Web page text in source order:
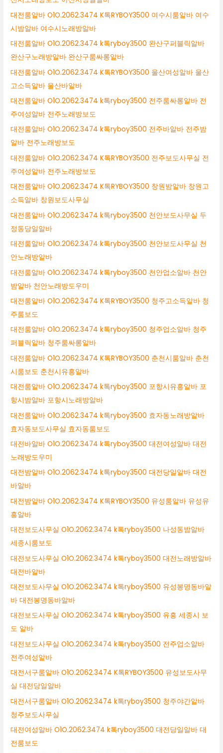
대전룸알바 O1O.2062.3474 K톡RYBOY3500 여수시룸알바 여수
시밤알바 여수시노래방알바
대전룸알바 O1O.2062.3474 k톡ryboy3500 완산구퍼블릭알바
완산구노래방알바 완산구룸싸롱알바
대전룸알바 O1O.2062.3474 K톡RYBOY3500 울산여성알바 울산
고소득알바 울산바알바
대전룸알바 O1O.2062.3474 k톡ryboy3500 전주룸싸롱알바 전
주여성알바 전주노래방보도
대전룸알바 O1O.2062.3474 k톡ryboy3500 전주바알바 전주밤
알바 전주노래방보도
대전룸알바 O1O.2062.3474 K톡RYBOY3500 전주보도사무실 전
주여성알바 전주노래방보도
대전룸알바 O1O.2062.3474 K톡RYBOY3500 창원밤알바 창원고
소득알바 창원보도사무실
대전룸알바 O1O.2062.3474 k톡ryboy3500 천안보도사무실 두
정동당일알바
대전룸알바 O1O.2062.3474 k톡ryboy3500 천안보도사무실 천
안노래방알바
대전룸알바 O1O.2062.3474 k톡ryboy3500 천안업소알바 천안
밤알바 천안노래방도우미
대전룸알바 O1O.2062.3474 K톡RYBOY3500 청주고소득알바 청
주룸보도
대전룸알바 O1O.2062.3474 k톡ryboy3500 청주업소알바 청주
퍼블릭알바 청주룸싸롱알바
대전룸알바 O1O.2062.3474 K톡RYBOY3500 춘천시룸알바 춘천
시룸보도 춘천시유흥알바
대전룸알바 O1O.2062.3474 k톡ryboy3500 포항시유흥알바 포
항시밤알바 포항시노래방알바
대전룸알바 O1O.2062.3474 k톡ryboy3500 효자동노래방알바
효자동보도사무실 효자동룸보도
대전바알바 O1O.2062.3474 k톡ryboy3500 대전여성알바 대전
노래방도우미
대전밤알바 O1O.2062.3474 k톡ryboy3500 대전당일알바 대전
바알바
대전밤알바 O1O.2062.3474 K톡RYBOY3500 유성룸알바 유성유
흥알바
대전보도사무실 O1O.2062.3474 k톡ryboy3500 나성동밤알바
세종시룸보도
대전보도사무실 O1O.2062.3474 k톡ryboy3500 대전노래방알바
대전바알바
대전보도사무실 O1O.2062.3474 k톡ryboy3500 유성봉명동바알
바 대전봉명동바알바
대전보도사무실 O1O.2062.3474 k톡ryboy3500 유흥 세종시 보
도 알바
대전보도사무실 O1O.2062.3474 k톡ryboy3500 전주업소알바
전주여성알바
대전서구룸알바 O1O.2062.3474 K톡RYBOY3500 유성보도사무
실 대전당일알바
대전서구룸알바 O1O.2062.3474 k톡ryboy3500 청주야간알바
청주보도사무실
대전여성알바 O1O.2062.3474 k톡ryboy3500 대전당일알바 대
전룸보도